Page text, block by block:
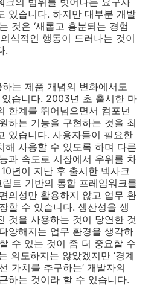
있습니다. 하지만 대부분 개발
것은 ‘새롭고 흥분되는 경험
식적인 행동이 드러나는 것이
.
는 제품 개념의 변화에서도
습니다. 2003년 초 출시한 마
한계를 뛰어넘으면서 컴포넌
하는 기능을 구현하는 것을 최
있습니다. 사용자들이 필요한
해 사용할 수 있도록 하며 다른
과 속도로 시장에서 우위를 차
년이 지난 후 출시한 넥사크
트 기반의 통합 프레임워크를
의성만 활용하지 않고 업무 환
할 수 있습니다. 생산성을 생
것을 사용하는 것이 당연한 것
양해지는 업무 환경을 생각하
수 있는 것이 좀 더 중요할 수
의도하지는 않았겠지만 ‘경계
가치를 추구하는’ 개발자의
하는 것이라 할 수 있습니다.